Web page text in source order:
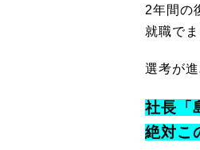
2年間の
就職で
選考が
社長「
絶対こ